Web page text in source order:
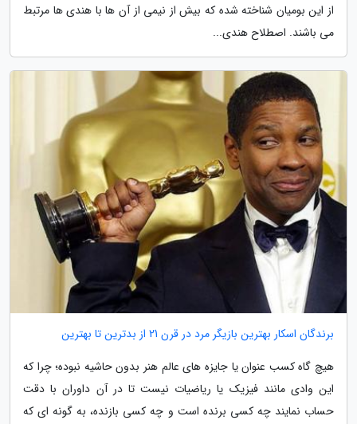
از این بومیان شناخته شده که بیش از نیمی از آن ها با هندی ها مرتبط
می باشند. اصطلاح هندی...
برندگان اسکار بهترین بازیگر مرد در قرن 21 از بدترین تا بهترین
هیچ­ گاه کسب عنوان یا جایزه ه­ای عالم هنر بدون حاشیه نبوده؛ چرا که
این وادی مانند فیزیک یا ریاضیات نیست تا در آن داوران با دقت
حساب نمایند چه کسی برنده است و چه کسی بازنده، به گونه ای که